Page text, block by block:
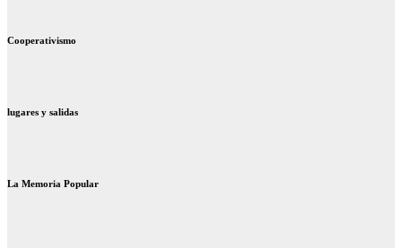
Cooperativismo
lugares y salidas
La Memoria Popular